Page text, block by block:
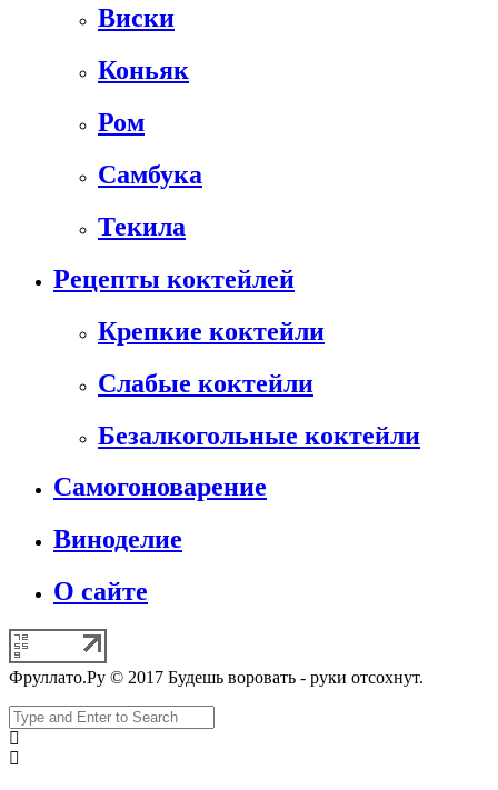
Виски
Коньяк
Ром
Самбука
Текила
Рецепты коктейлей
Крепкие коктейли
Слабые коктейли
Безалкогольные коктейли
Самогоноварение
Виноделие
О сайте
Фруллато.Ру © 2017 Будешь воровать - руки отсохнут.